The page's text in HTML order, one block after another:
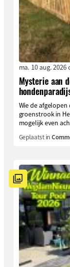
ma. 10 aug. 2026
Mysterie aan
Wie de
groenstrook in
mogelijk even
Geplaatst in